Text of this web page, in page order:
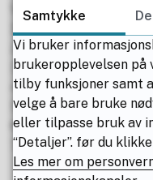
Viser10-12av
Forrige
1
2
3
4
5
Neste
Samtykke
Vi bruker
brukeropplevelsen
tilby funksjoner samt
velge å bare bruke
eller tilpasse bruk av
“Detaljer”. før du
Les mer om